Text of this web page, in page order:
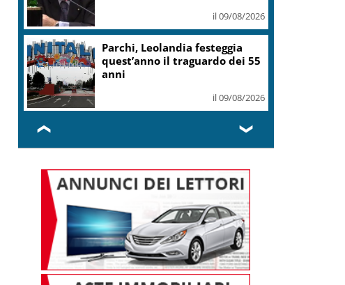
il 09/08/2026
Parchi, Leolandia festeggia
quest’anno il traguardo dei 55
anni
il 09/08/2026
❮ ❯